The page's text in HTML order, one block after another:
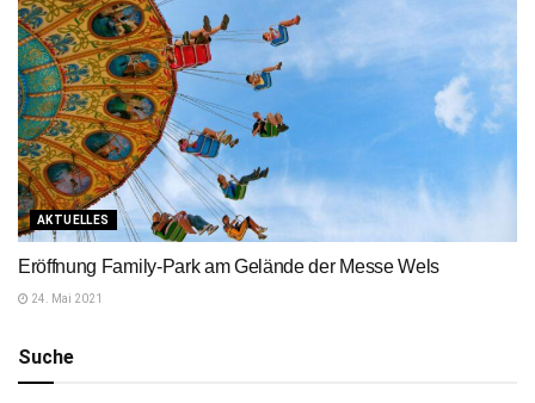
AKTUELLES
Eröffnung Family-Park am Gelände der Messe Wels
24. Mai 2021
Suche